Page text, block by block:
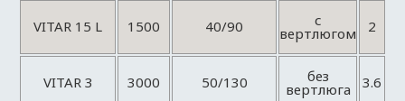
VITAR 15 L 1500 40/90 с
вертлюгом 2
VITAR 3 3000 50/130 без
вертлюга 3.6